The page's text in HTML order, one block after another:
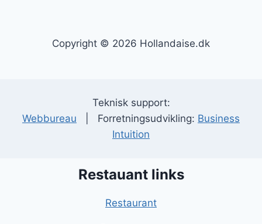
Copyright © 2026 Hollandaise.dk
Teknisk support:
Webbureau | Forretningsudvikling: Business
Intuition
Restauant links
Restaurant